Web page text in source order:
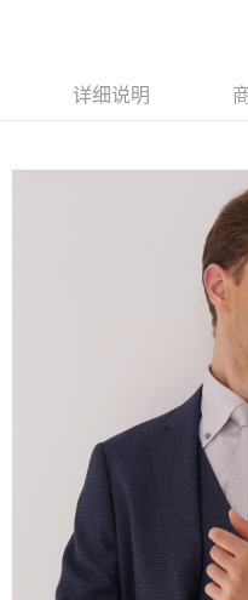
5. 收到商品當下無需繳費，確認
APP於四大便利商店‧ATM/網銀
請留意繳費期限為 14 天。唯有
有最長 45 天內付款之服務。
繳費期限，為商家向您請款的時
出。使用AFTEE下訂可以延長您
夠在期限內收到商品(例如:預購
商品與否，仍需要請您在AFTEE
二、付款限制
1. 初次使用 AFTEE 時，將依認
之上限額度
2. 結帳金額須大於NT$30
3. 目前僅支援台灣會員
三、聲明條款
「AFTEE先享後付」(下稱本服務
每笔NT$120，满NT$3,000(
每笔NT$350，满NT$3,500(
详细说明